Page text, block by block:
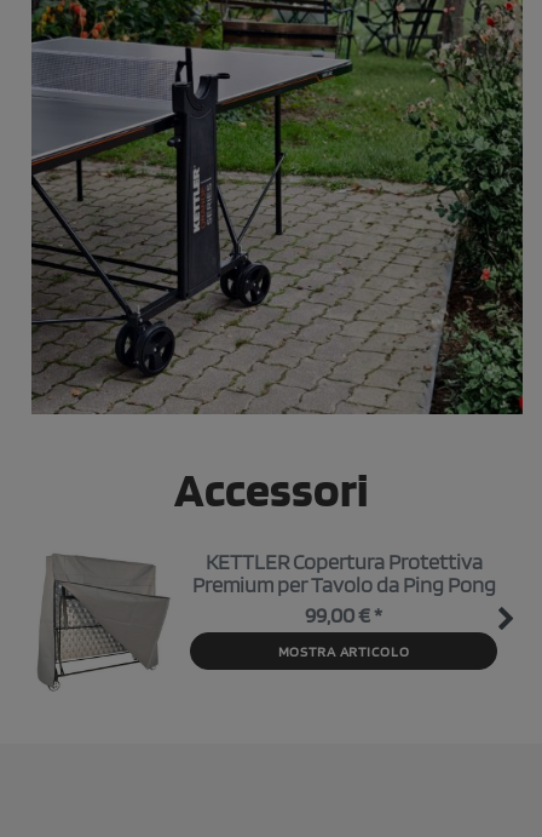
Accessori
KETTLER Copertura Protettiva
Premium per Tavolo da Ping Pong
99,00 € *
MOSTRA ARTICOLO